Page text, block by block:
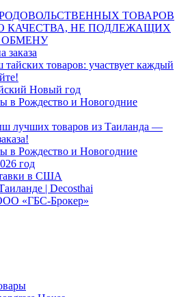
ТОВАРОВ
КАЧЕСТВА, НЕ ПОДЛЕЖАЩИХ
ОБМЕНУ
заказа
товаров: участвует каждый
Новый год
в Рождество и Новогодние
лучших товаров из Таиланда —
в Рождество и Новогодние
год
в США
| Decosthai
«ГБС-Брокер»